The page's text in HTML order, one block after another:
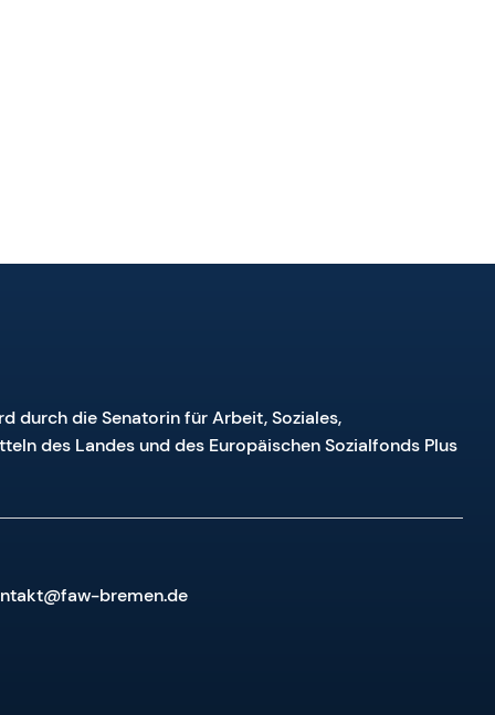
durch die Senatorin für Arbeit, Soziales,
des Landes und des Europäischen Sozialfonds Plus
bremen.de